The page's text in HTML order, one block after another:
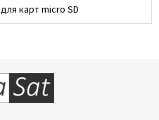
карт micro SD